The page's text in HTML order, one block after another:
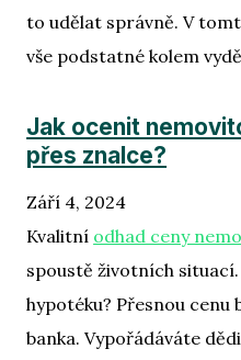
to udělat správně. V
vše podstatné kolem
Jak ocenit
přes znalce?
Září 4, 2024
Kvalitní odhad ceny
spoustě životních
hypotéku? Přesnou
banka. Vypořádáváte